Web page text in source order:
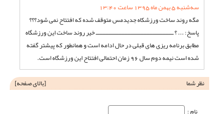
سه‌شنبه 5 بهمن ماه 1395 ساعت 13:40
مگه روند ساخت ورزشکاه جدیدمس متوقف شده که افتتاح نمی شود؟؟؟
پاسخ: ... ؟ ـــــــــــــــــــــــــــــــــــــــــــــــــــــ خیر روند ساخت این ورزشگاه
مطابق برنامه ریزی های قبلی در حال ادامه است و همانطور که پیشتر گفته
شده است نیمه دوم سال 96 زمان احتمالی افتتاح این ورزشگاه است.
نظر شما
[بالای صفحه]